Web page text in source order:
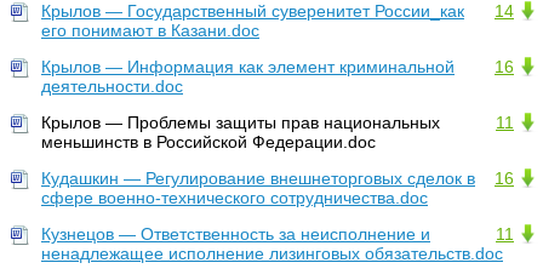
14
Крылов — Государственный суверенитет России_как
его понимают в Казани.doc
16
Крылов — Информация как элемент криминальной
деятельности.doc
11
Крылов — Проблемы защиты прав национальных
меньшинств в Российской Федерации.doc
16
Кудашкин — Регулирование внешнеторговых сделок в
сфере военно-технического сотрудничества.doc
11
Кузнецов — Ответственность за неисполнение и
ненадлежащее исполнение лизинговых обязательств.doc